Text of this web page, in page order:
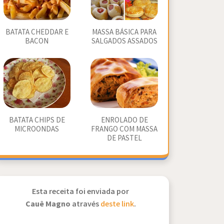
BATATA CHEDDAR E
BACON
MASSA BÁSICA PARA
SALGADOS ASSADOS
BATATA CHIPS DE
MICROONDAS
ENROLADO DE
FRANGO COM MASSA
DE PASTEL
Esta receita foi enviada por
Cauê Magno atravésdeste link.